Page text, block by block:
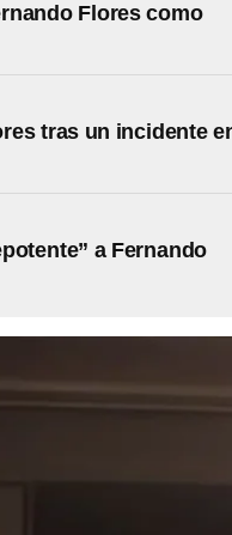
Flores como
tras un incidente
a Fernando